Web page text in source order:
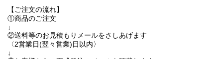
【ご注文の流れ】
①商品のご注文
↓
②送料等のお見積もりメールをさしあげます
〈2営業日(翌々営業)日以内〉
↓